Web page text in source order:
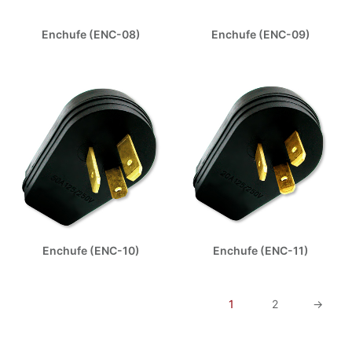
Enchufe (ENC-08) Enchufe (ENC-09)
Enchufe (ENC-10) Enchufe (ENC-11)
1 2 →